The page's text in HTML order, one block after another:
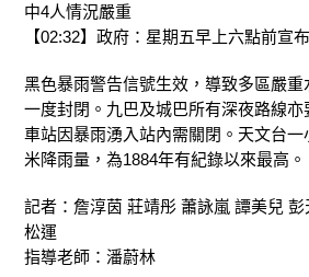
中4人情況嚴重
【02:32】政府：星期五早上六點前宣
黑色暴雨警告信號生效，導致多區嚴
一度封閉。九巴及城巴所有深夜路線亦
車站因暴雨湧入站內需關閉。天文台
米降雨量，為1884年有紀錄以來最高。
記者：詹淳茵 莊靖彤 蕭詠嵐 譚美兒
松運
指導老師：潘蔚林